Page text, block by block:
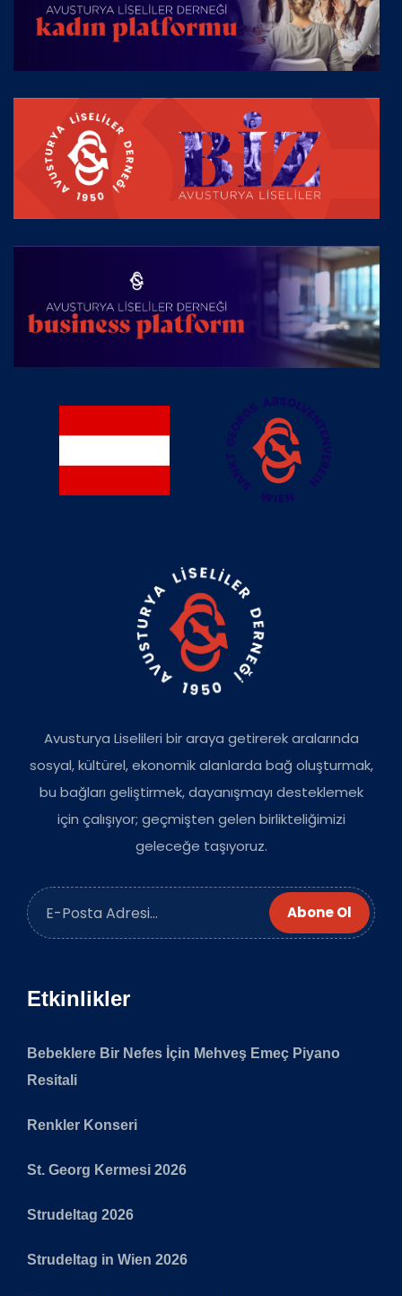
Avusturya Liselileri bir araya getirerek aralarında
sosyal, kültürel, ekonomik alanlarda bağ oluşturmak,
bu bağları geliştirmek, dayanışmayı desteklemek
için çalışıyor; geçmişten gelen birlikteliğimizi
geleceğe taşıyoruz.
Abone Ol
Etkinlikler
Bebeklere Bir Nefes İçin Mehveş Emeç Piyano
Resitali
Renkler Konseri
St. Georg Kermesi 2026
Strudeltag 2026
Strudeltag in Wien 2026